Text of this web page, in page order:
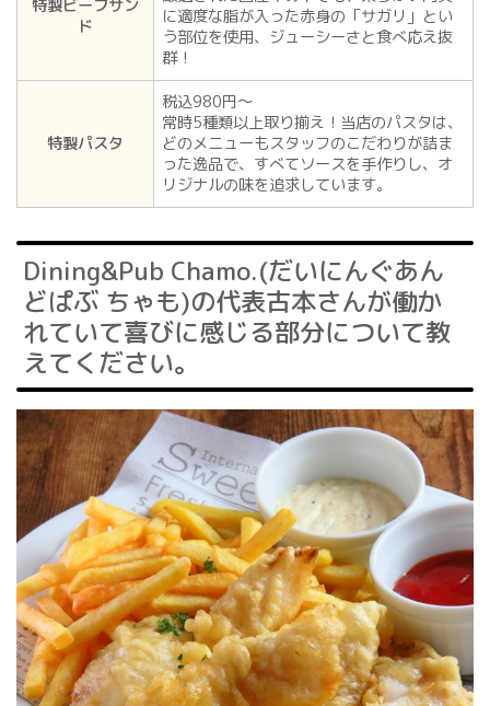
特製ビーフサン
ド
に適度な脂が入った赤身の「サガリ」とい
う部位を使用、ジューシーさと食べ応え抜
群！
特製パスタ
税込980円～
常時5種類以上取り揃え！当店のパスタは、
どのメニューもスタッフのこだわりが詰ま
った逸品で、すべてソースを手作りし、オ
リジナルの味を追求しています。
Dining&Pub Chamo.(だいにんぐあん
どぱぶ ちゃも)の代表古本さんが働か
れていて喜びに感じる部分について教
えてください。